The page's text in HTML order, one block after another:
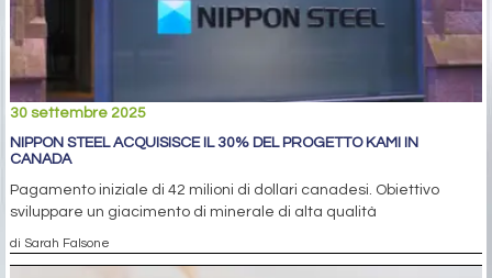
30 settembre 2025
NIPPON STEEL ACQUISISCE IL 30% DEL PROGETTO KAMI IN
CANADA
Pagamento iniziale di 42 milioni di dollari canadesi. Obiettivo
sviluppare un giacimento di minerale di alta qualità
di Sarah Falsone